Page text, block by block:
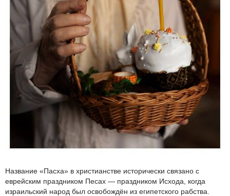
Название «Пасха» в христианстве исторически связано с
еврейским праз­дником Песах — праздником Исхода, когда
израильский народ был освобождён из египетского рабства.